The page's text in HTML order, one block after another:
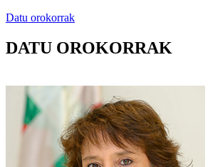
Datu orokorrak
DATU OROKORRAK